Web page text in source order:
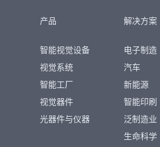
产品
智能视觉设备
视觉系统
智能工厂
视觉器件
光器件与仪器
解决方案
电子制造
汽车
新能源
智能印刷
泛制造业
生命科学